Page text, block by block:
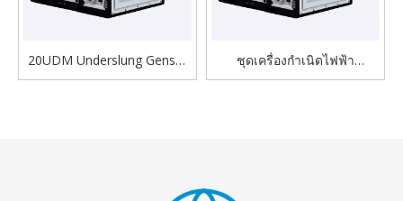
20UDM Underslung Genset
Set สำหรับตู้คอนเทนเนอร์เย็น
ชุดเครื่องกำเนิดไฟฟ้า
Underslung ประสิทธิภาพสูง